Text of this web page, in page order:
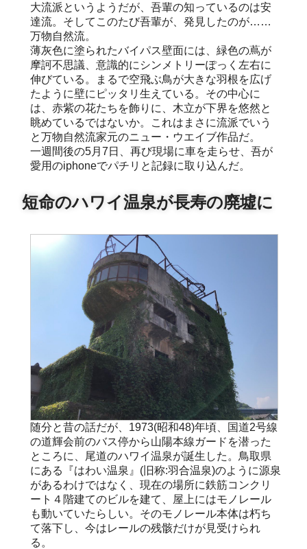
大流派というようだが、吾輩の知っているのは安
達流。そしてこのたび吾輩が、発見したのが……
万物自然流。
薄灰色に塗られたバイパス壁面には、緑色の蔦が
摩訶不思議、意識的にシンメトリーぽっく左右に
伸びている。まるで空飛ぶ鳥が大きな羽根を広げ
たように壁にピッタリ生えている。その中心に
は、赤紫の花たちを飾りに、木立が下界を悠然と
眺めているではないか。これはまさに流派でいう
と万物自然流家元のニュー・ウエイブ作品だ。
一週間後の5月7日、再び現場に車を走らせ、吾が
愛用のiphoneでパチリと記録に取り込んだ。
短命のハワイ温泉が長寿の廃墟に
随分と昔の話だが、1973(昭和48)年頃、国道2号線
の道輝会前のバス停から山陽本線ガードを潜った
ところに、尾道のハワイ温泉が誕生した。鳥取県
にある『はわい温泉』(旧称:羽合温泉)のように源泉
があるわけではなく、現在の場所に鉄筋コンクリ
ート４階建てのビルを建て、屋上にはモノレール
も動いていたらしい。そのモノレール本体は朽ち
て落下し、今はレールの残骸だけが見受けられ
る。